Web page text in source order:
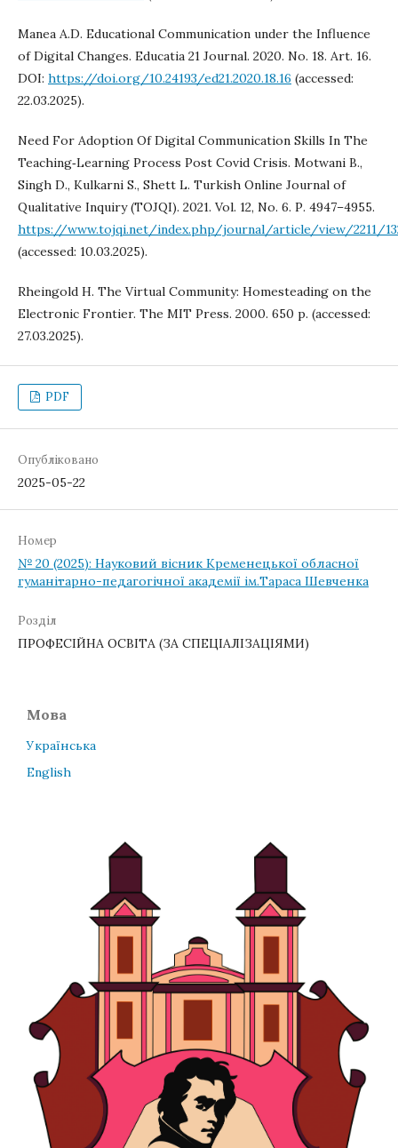
Manea A.D. Educational Communication under the Influence
of Digital Changes. Educatia 21 Journal. 2020. No. 18. Art. 16.
DOI: https://doi.org/10.24193/ed21.2020.18.16 (accessed:
22.03.2025).
Need For Adoption Of Digital Communication Skills In The
Teaching‐Learning Process Post Covid Crisis. Motwani B.,
Singh D., Kulkarni S., Shett L. Turkish Online Journal of
Qualitative Inquiry (TOJQI). 2021. Vol. 12, No. 6. Р. 4947–4955.
https://www.tojqi.net/index.php/journal/article/view/2211/
(accessed: 10.03.2025).
Rheingold H. The Virtual Community: Homesteading on the
Electronic Frontier. The MIT Press. 2000. 650 p. (accessed:
27.03.2025).
PDF
Опубліковано
2025-05-22
Номер
№ 20 (2025): Науковий вісник Кременецької обласної
гуманітарно-педагогічної академії ім.Тараса Шевченка
Розділ
ПРОФЕСІЙНА ОСВІТА (ЗА СПЕЦІАЛІЗАЦІЯМИ)
Мова
Українська
English